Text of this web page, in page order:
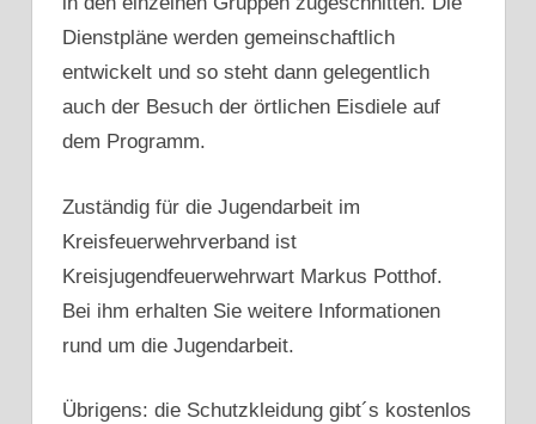
Dienstpläne werden gemeinschaftlich
entwickelt und so steht dann gelegentlich
auch der Besuch der örtlichen Eisdiele auf
dem Programm.
Zuständig für die Jugendarbeit im
Kreisfeuerwehrverband ist
Kreisjugendfeuerwehrwart Markus Potthof.
Bei ihm erhalten Sie weitere Informationen
rund um die Jugendarbeit.
Übrigens: die Schutzkleidung gibt´s kostenlos